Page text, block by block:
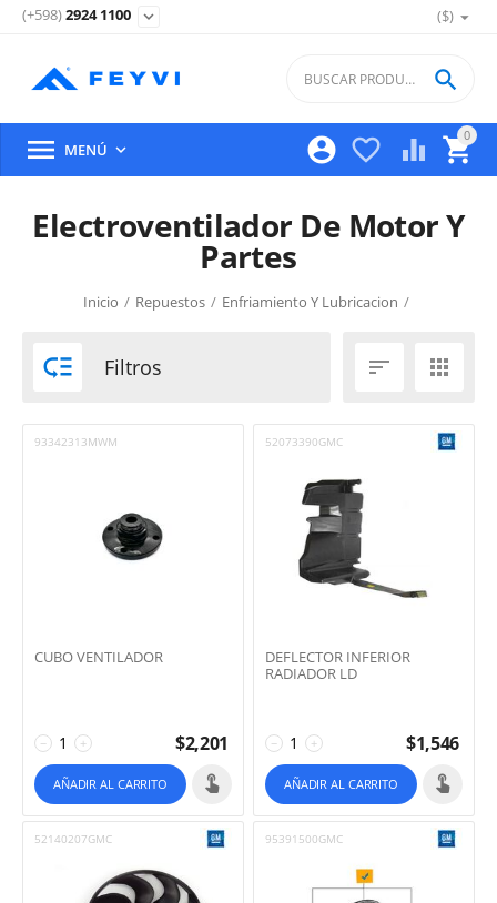
($)
(+598)2924 1100 expand_more
0

 


 MENÚ 
Electroventilador De Motor Y
Partes
Inicio / Repuestos / Enfriamiento Y Lubricacion /
 Filtros  
93342313MWM
CUBO VENTILADOR
+
− $2,201
AÑADIR AL CARRITO
52073390GMC
DEFLECTOR INFERIOR
RADIADOR LD
+
− $1,546
AÑADIR AL CARRITO
52140207GMC 95391500GMC